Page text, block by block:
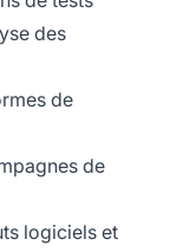
des
de
de
logiciels et